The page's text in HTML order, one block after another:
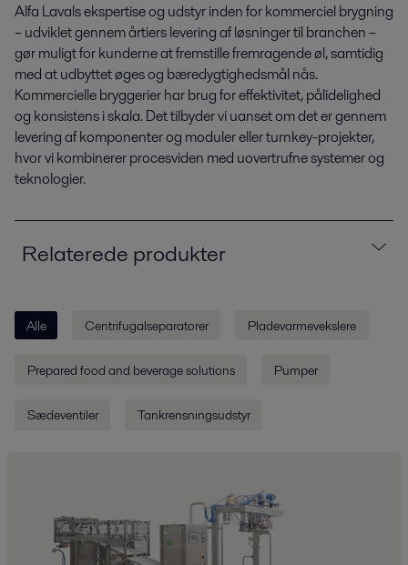
Alfa Lavals ekspertise og udstyr inden for kommerciel brygning
– udviklet gennem årtiers levering af løsninger til branchen –
gør muligt for kunderne at fremstille fremragende øl, samtidig
med at udbyttet øges og bæredygtighedsmål nås.
Kommercielle bryggerier har brug for effektivitet, pålidelighed
og konsistens i skala. Det tilbyder vi uanset om det er gennem
levering af komponenter og moduler eller turnkey-projekter,
hvor vi kombinerer procesviden med uovertrufne systemer og
teknologier.
Relaterede produkter
Alle Centrifugalseparatorer Pladevarmevekslere
Prepared food and beverage solutions Pumper
Sædeventiler Tankrensningsudstyr